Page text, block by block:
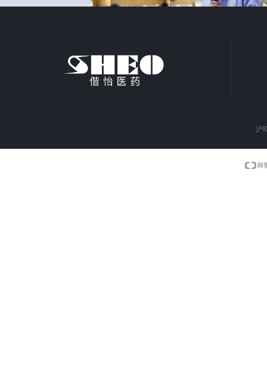
上一页 1
沪